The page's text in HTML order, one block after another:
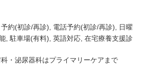
約(初診/再診) 電話予約(初診/再診)
日曜
駐車場(有料) 英語対応 在宅療養支援診
・泌尿器科はプライマリーケアまで